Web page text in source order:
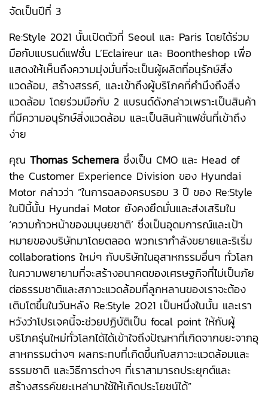
จัดเป็นปีที่ 3
Re:Style 2021 นั้นเปิดตัวที่ Seoul และ Paris โดยได้ร่วม
มือกับแบรนด์แฟชั่น L’Eclaireur และ Boontheshop เพื่อ
แสดงให้เห็นถึงความมุ่งมั่นที่จะเป็นผู้ผลิตที่อนุรักษ์สิ่ง
แวดล้อม, สร้างสรรค์, และเข้าถึงผู้บริโภคที่คำนึงถึงสิ่ง
แวดล้อม โดยร่วมมือกับ 2 แบรนด์ดังกล่าวเพราะเป็นสินค้า
ที่มีความอนุรักษ์สิ่งแวดล้อม และเป็นสินค้าแฟชั่นที่เข้าถึง
ง่าย
คุณ Thomas Schemera ซึ่งเป็น CMO และ Head of
the Customer Experience Division ของ Hyundai
Motor กล่าวว่า “ในการฉลองครบรอบ 3 ปี ของ Re:Style
ในปีนี้นั้น Hyundai Motor ยังคงยึดมั่นและส่งเสริมใน
‘ความก้าวหน้าของมนุษยชาติ’ ซึ่งเป็นอุดมการณ์และเป้า
หมายของบริษัทมาโดยตลอด พวกเรากำลังขยายและริเริ่ม
collaborations ใหม่ๆ กับบริษัทในอุสาหกรรมอื่นๆ ทั่วโลก
ในความพยายามที่จะสร้างอนาคตของเศรษฐกิจที่ไม่เป็นภัย
ต่อธรรมชาติและสภาวะแวดล้อมที่ลูกหลานของเราจะต้อง
เติบโตขึ้นในวันหลัง Re:Style 2021 เป็นหนึ่งในนั้น และเรา
หวังว่าโปรเจคนี้จะช่วยปฏิบัติเป็น focal point ให้กับผู้
บริโภครุ่นใหม่ทั่วโลกได้ได้เข้าใจถึงปัญหาที่เกิดจากขยะจากอุ
สาหกรรมต่างๆ ผลกระทบที่เกิดขึ้นกับสภาวะแวดล้อมและ
ธรรมชาติ และวิธีการต่างๆ ที่เราสามารถประยุกต์และ
สร้างสรรค์ขยะเหล่ามาใช้ให้เกิดประโยชน์ได้”